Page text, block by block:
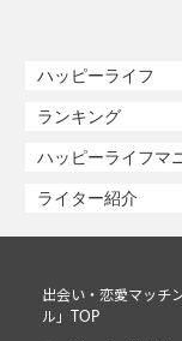
ハッピーライフ
ランキング
ハッピーライフマ
ライター紹介
出会い・恋愛マッチ
ル」TOP